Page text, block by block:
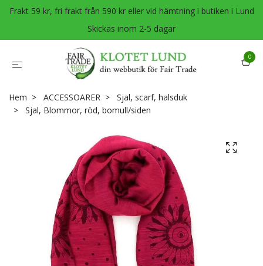
Frakt 59 kr, fri frakt från 590 kr eller vid hämtning i butiken i Lund
Skickas inom 2-5 dagar
0
Hem ACCESSOARER
Sjal, scarf, halsduk
Sjal, Blommor, röd, bomull/siden